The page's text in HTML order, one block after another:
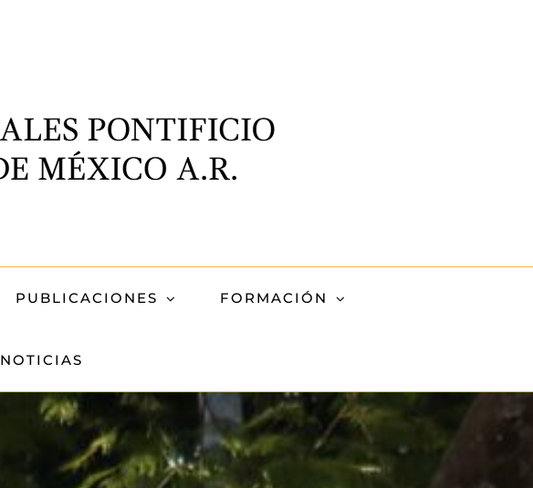
PUBLICACIONES FORMACIÓN
NOTICIAS